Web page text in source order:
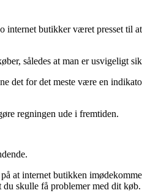
butikker været presset til
således at man er usvigeligt
det for det meste være en
regningen ude i fremtiden.
at internet butikken
skulle få problemer med dit køb.